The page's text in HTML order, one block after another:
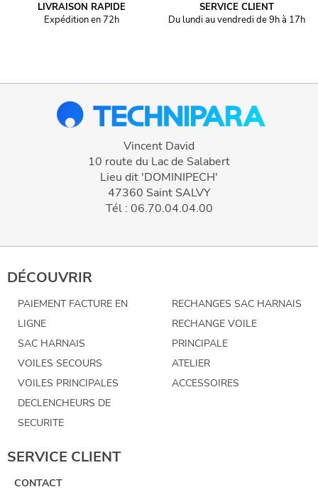
LIVRAISON RAPIDE
Expédition en 72h
SERVICE CLIENT
Du lundi au vendredi de 9h à 17h
Vincent David
10 route du Lac de Salabert
Lieu dit 'DOMINIPECH'
47360 Saint SALVY
Tél : 06.70.04.04.00
DÉCOUVRIR
PAIEMENT FACTURE EN
LIGNE
SAC HARNAIS
VOILES SECOURS
VOILES PRINCIPALES
DECLENCHEURS DE
SECURITE
RECHANGES SAC HARNAIS
RECHANGE VOILE
PRINCIPALE
ATELIER
ACCESSOIRES
SERVICE CLIENT
CONTACT